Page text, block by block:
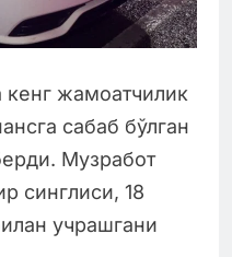
кенг жамоатчилик
сабаб бўлган
Музработ
синглиси, 18
учрашгани